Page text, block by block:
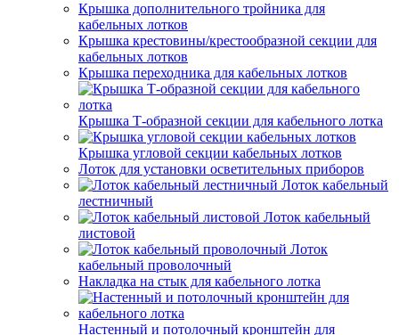
Крышка дополнительного тройника для
кабельных лотков
Крышка крестовины/крестообразной секции для
кабельных лотков
Крышка переходника для кабельных лотков
Крышка Т-образной секции для кабельного лотка
Крышка угловой секции кабельных лотков
Лоток для установки осветительных приборов
Лоток кабельный
лестничный
Лоток кабельный
листовой
Лоток
кабельный проволочный
Накладка на стык для кабельного лотка
Настенный и потолочный кронштейн для